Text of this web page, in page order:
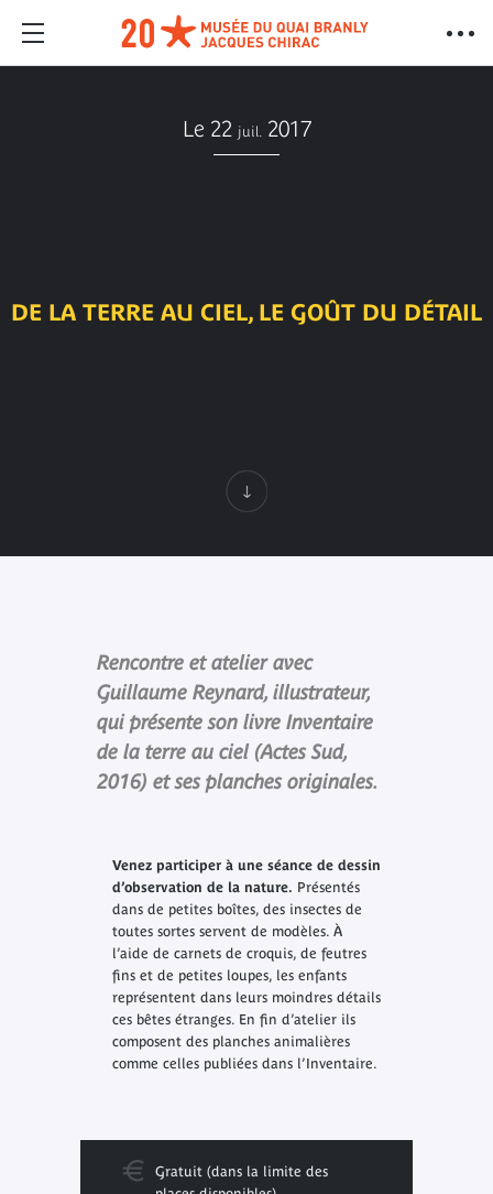
Le 22 juil. 2017
DE LA TERRE AU CIEL, LE GOÛT DU DÉTAIL
Rencontre et atelier avec
Guillaume Reynard, illustrateur,
qui présente son livre Inventaire
de la terre au ciel (Actes Sud,
2016) et ses planches originales.
Venez participer à une séance de dessin
d’observation de la nature. Présentés
dans de petites boîtes, des insectes de
toutes sortes servent de modèles. À
l’aide de carnets de croquis, de feutres
fins et de petites loupes, les enfants
représentent dans leurs moindres détails
ces bêtes étranges. En fin d’atelier ils
composent des planches animalières
comme celles publiées dans l’Inventaire.
Gratuit (dans la limite des